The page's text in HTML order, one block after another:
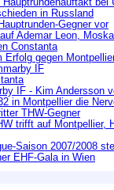
bei
in Russland
Gegner vor
Ademar Leon,
Constanta
gegen
IF
IF - Kim Andersson
in Montpellier die
THW-Gegner
trifft auf Montpellier,
Saison 2007/2008
EHF-Gala in Wien